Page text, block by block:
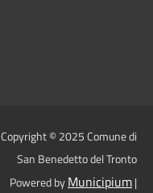
Copyright © 2025 Comune di
San Benedetto del Tronto
Powered byMunicipium|